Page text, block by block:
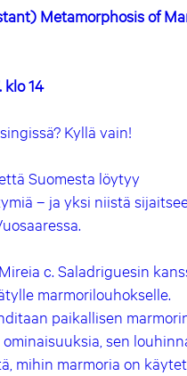
Metamorphosis of
klo 14
Kyllä vain!
Suomesta löytyy
– ja yksi niistä
c. Saladriguesin
marmorilouhokselle.
paikallisen
sen
mihin marmoria on